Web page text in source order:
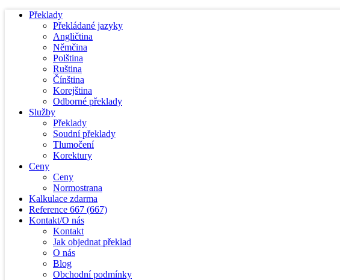
Překlady
Překládané jazyky
Angličtina
Němčina
Polština
Ruština
Čínština
Korejština
Odborné překlady
Služby
Překlady
Soudní překlady
Tlumočení
Korektury
Ceny
Ceny
Normostrana
Kalkulace zdarma
Reference 667 (667)
Kontakt/O nás
Kontakt
Jak objednat překlad
O nás
Blog
Obchodní podmínky